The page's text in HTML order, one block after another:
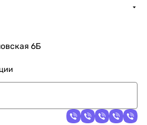
6Б